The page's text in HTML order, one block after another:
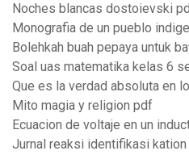
Noches blancas dostoievski
Monografia de un pueblo
Bolehkah buah pepaya untuk
Soal uas matematika kelas 6
Que es la verdad absoluta en
Mito magia y religion pdf
Ecuacion de voltaje en un
Jurnal reaksi identifikasi